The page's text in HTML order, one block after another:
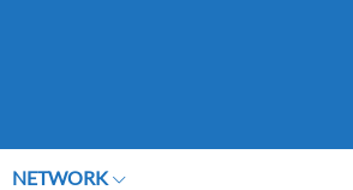
NETWORK